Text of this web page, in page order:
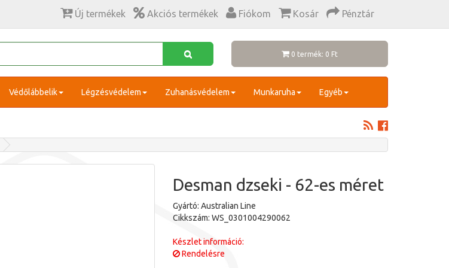
Új termékek Akciós termékek Fiókom Kosár Pénztár
0 termék: 0 Ft
Védőlábbelik Légzésvédelem Zuhanásvédelem Munkaruha Egyéb
Desman dzseki - 62-es méret
Gyártó: Australian Line
Cikkszám: WS_0301004290062
Készlet információ:
Rendelésre